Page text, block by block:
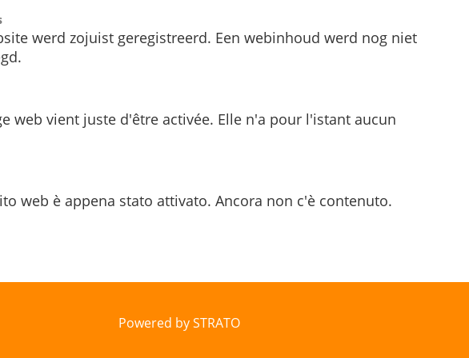
werd zojuist geregistreerd. Een webinhoud werd nog niet
web vient juste d'être activée. Elle n'a pour l'istant aucun
web è appena stato attivato. Ancora non c'è contenuto.
Powered by STRATO